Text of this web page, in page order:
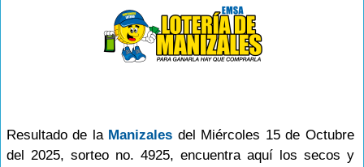
Resultado de la Manizales del Miércoles 15 de Octubre
del 2025, sorteo no. 4925, encuentra aquí los secos y